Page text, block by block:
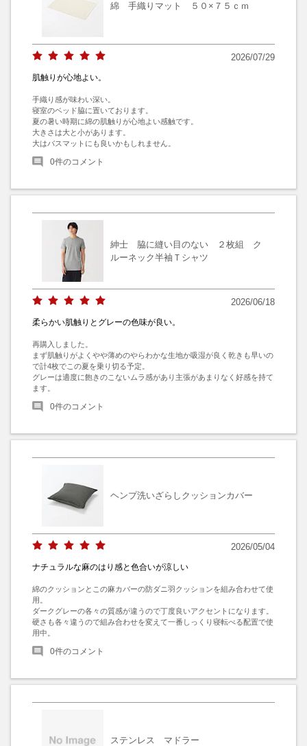
綿 手織りマット ５０×７５ｃｍ
2026/07/29
肌触りが心地よい。
手織り感が味わい深い。
寝室のベッド脇に置いております。
夏の暑い時期に綿の肌触りが心地よい感触です。
大きさは大と小があります。
大はバスマットにも良いかもしれません。
0件のコメント
紳士 脇に縫い目のない ２枚組 ク
ルーネック半袖Ｔシャツ
2026/06/18
柔らかい肌触りとグレーの色味が良い。
再購入しました。
まず肌触りがよくやや薄めのやらわかな生地か吸湿が良く乾きも早いの
で計4枚でこの夏を乗り切る予定。
グレーは適度に飽きのこないムラ感があり主張があまりなく好感を持て
ます。
0件のコメント
ヘンプ洗いざらしクッションカバー
2026/05/04
ナチュラルな麻のはり感と色合いが涼しい
綿のクッションとこの麻カバーの防ダニ羽クッションを組み合わせて使
用。
ダークグレーの各々の質感が違うので丁度良いアクセントになります。
硬さも各々違うので組み合わせを変えて一番しっくり寝転べる配置で使
用中。
0件のコメント
ステンレス マドラー